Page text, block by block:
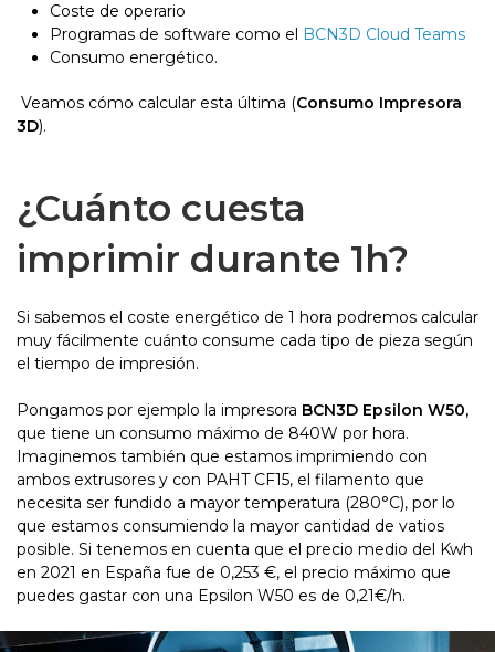
Coste de operario
Programas de software como el BCN3D Cloud Teams
Consumo energético.
Veamos cómo calcular esta última (Consumo Impresora
3D).
¿Cuánto cuesta
imprimir durante 1h?
Si sabemos el coste energético de 1 hora podremos calcular
muy fácilmente cuánto consume cada tipo de pieza según
el tiempo de impresión.
Pongamos por ejemplo la impresora BCN3D Epsilon W50,
que tiene un consumo máximo de 840W por hora.
Imaginemos también que estamos imprimiendo con
ambos extrusores y con PAHT CF15, el filamento que
necesita ser fundido a mayor temperatura (280°C), por lo
que estamos consumiendo la mayor cantidad de vatios
posible. Si tenemos en cuenta que el precio medio del Kwh
en 2021 en España fue de 0,253 €, el precio máximo que
puedes gastar con una Epsilon W50 es de 0,21€/h.